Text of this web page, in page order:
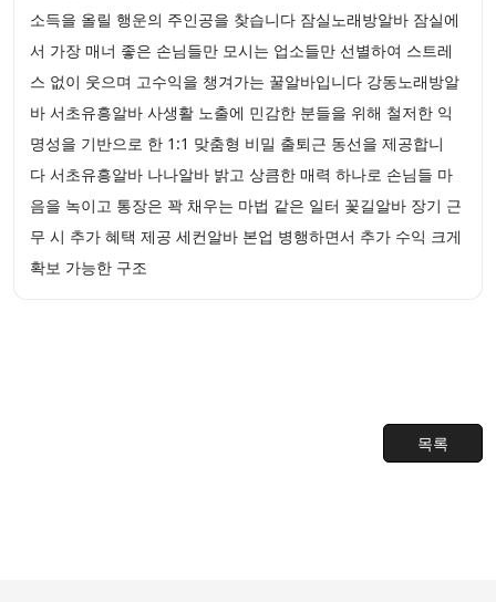
소득을 올릴 행운의 주인공을 찾습니다 잠실노래방알바 잠실에
서 가장 매너 좋은 손님들만 모시는 업소들만 선별하여 스트레
스 없이 웃으며 고수익을 챙겨가는 꿀알바입니다 강동노래방알
바 서초유흥알바 사생활 노출에 민감한 분들을 위해 철저한 익
명성을 기반으로 한 1:1 맞춤형 비밀 출퇴근 동선을 제공합니
다 서초유흥알바 나나알바 밝고 상큼한 매력 하나로 손님들 마
음을 녹이고 통장은 꽉 채우는 마법 같은 일터 꽃길알바 장기 근
무 시 추가 혜택 제공 세컨알바 본업 병행하면서 추가 수익 크게
확보 가능한 구조
목록